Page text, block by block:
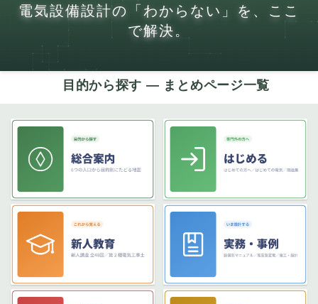
電気設備設計の「わからない」を、ここ
で解決。